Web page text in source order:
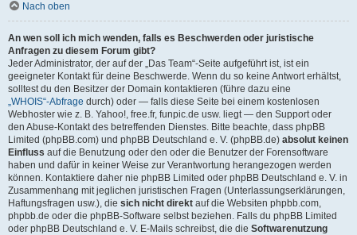
Nach oben
An wen soll ich mich wenden, falls es Beschwerden oder juristische
Anfragen zu diesem Forum gibt?
Jeder Administrator, der auf der „Das Team“-Seite aufgeführt ist, ist ein
geeigneter Kontakt für deine Beschwerde. Wenn du so keine Antwort erhältst,
solltest du den Besitzer der Domain kontaktieren (führe dazu eine
„WHOIS“-Abfrage durch) oder — falls diese Seite bei einem kostenlosen
Webhoster wie z. B. Yahoo!, free.fr, funpic.de usw. liegt — den Support oder
den Abuse-Kontakt des betreffenden Dienstes. Bitte beachte, dass phpBB
Limited (phpBB.com) und phpBB Deutschland e. V. (phpBB.de) absolut keinen
Einfluss auf die Benutzung oder den oder die Benutzer der Forensoftware
haben und dafür in keiner Weise zur Verantwortung herangezogen werden
können. Kontaktiere daher nie phpBB Limited oder phpBB Deutschland e. V. in
Zusammenhang mit jeglichen juristischen Fragen (Unterlassungserklärungen,
Haftungsfragen usw.), die sich nicht direkt auf die Websiten phpbb.com,
phpbb.de oder die phpBB-Software selbst beziehen. Falls du phpBB Limited
oder phpBB Deutschland e. V. E-Mails schreibst, die die Softwarenutzung